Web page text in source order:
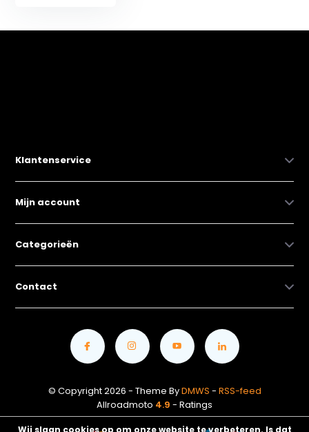
Klantenservice
Mijn account
Categorieën
Contact
© Copyright 2026 - Theme ByDMWS - RSS-feed
Allroadmoto 4.9 - Ratings
Wij slaan cookies op om onze website te verbeteren. Is dat